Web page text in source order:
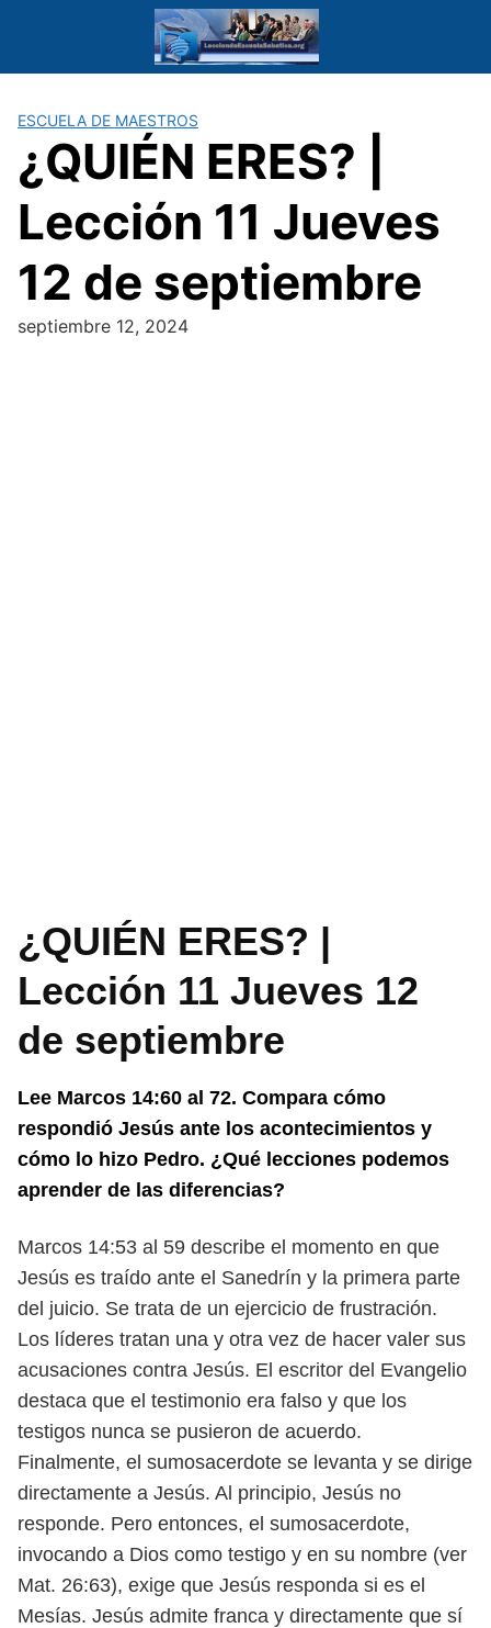
ESCUELA DE MAESTROS
¿QUIÉN ERES? |
Lección 11 Jueves
12 de septiembre
septiembre 12, 2024
¿QUIÉN ERES? |
Lección 11 Jueves 12
de septiembre
Lee Marcos 14:60 al 72. Compara cómo
respondió Jesús ante los acontecimientos y
cómo lo hizo Pedro. ¿Qué lecciones podemos
aprender de las diferencias?
Marcos 14:53 al 59 describe el momento en que
Jesús es traído ante el Sanedrín y la primera parte
del juicio. Se trata de un ejercicio de frustración.
Los líderes tratan una y otra vez de hacer valer sus
acusaciones contra Jesús. El escritor del Evangelio
destaca que el testimonio era falso y que los
testigos nunca se pusieron de acuerdo.
Finalmente, el sumosacerdote se levanta y se dirige
directamente a Jesús. Al principio, Jesús no
responde. Pero entonces, el sumosacerdote,
invocando a Dios como testigo y en su nombre (ver
Mat. 26:63), exige que Jesús responda si es el
Mesías. Jesús admite franca y directamente que sí